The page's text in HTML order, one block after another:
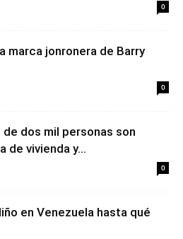
0
marca jonronera de Barry
0
de dos mil personas son
de vivienda y...
0
en Venezuela hasta qué